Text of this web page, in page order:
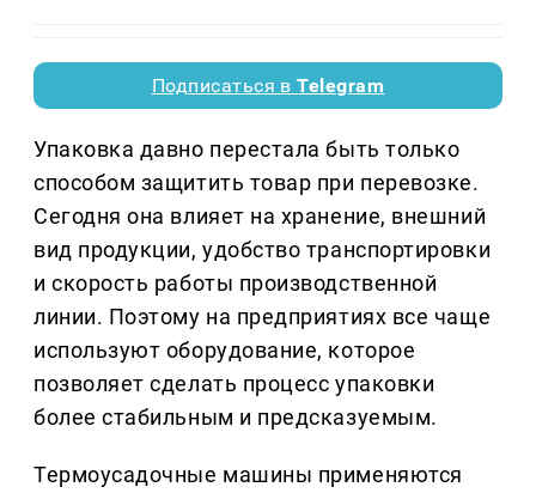
Подписаться вTelegram
Упаковка давно перестала быть только
способом защитить товар при перевозке.
Сегодня она влияет на хранение, внешний
вид продукции, удобство транспортировки
и скорость работы производственной
линии. Поэтому на предприятиях все чаще
используют оборудование, которое
позволяет сделать процесс упаковки
более стабильным и предсказуемым.
Термоусадочные машины применяются